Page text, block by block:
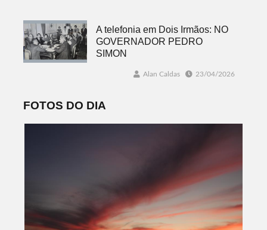
A telefonia em Dois Irmãos: NO
GOVERNADOR PEDRO
SIMON
Alan Caldas 23/04/2026
FOTOS DO DIA